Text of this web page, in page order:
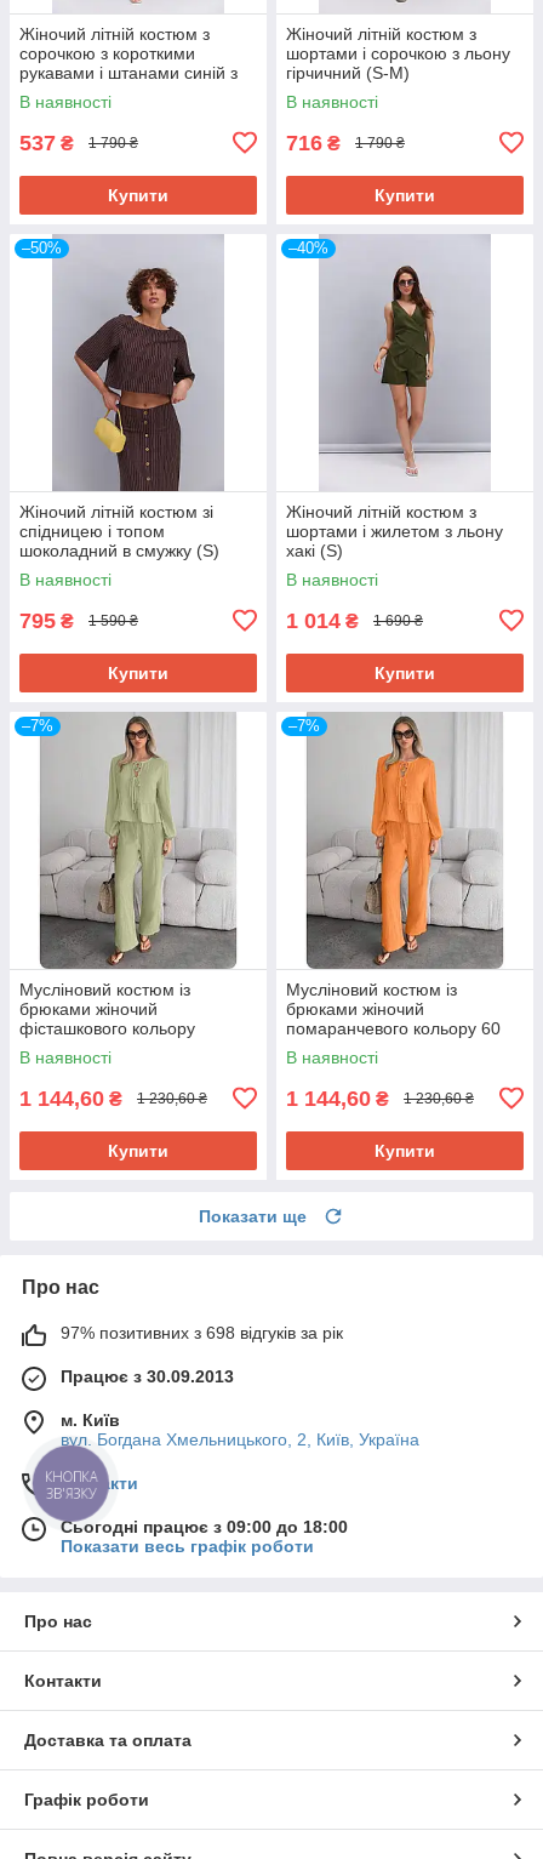
Жіночий літній костюм з
сорочкою з короткими
рукавами і штанами синій з
абстракцією (S-M)
В наявності
537 ₴ 1 790 ₴
Купити
Жіночий літній костюм з
шортами і сорочкою з льону
гірчичний (S-M)
В наявності
716 ₴ 1 790 ₴
Купити
–50%
Жіночий літній костюм зі
спідницею і топом
шоколадний в смужку (S)
В наявності
795 ₴ 1 590 ₴
Купити
–40%
Жіночий літній костюм з
шортами і жилетом з льону
хакі (S)
В наявності
1 014 ₴ 1 690 ₴
Купити
–7%
Мусліновий костюм із
брюками жіночий
фісташкового кольору
В наявності
1 144,60 ₴ 1 230,60 ₴
Купити
–7%
Мусліновий костюм із
брюками жіночий
помаранчевого кольору 60
В наявності
1 144,60 ₴ 1 230,60 ₴
Купити
Показати ще
Про нас
97% позитивних з 698 відгуків за рік
Працює з 30.09.2013
м. Київ
вул. Богдана Хмельницького, 2, Київ, Україна
Контакти
Сьогодні працює з 09:00 до 18:00
Показати весь графік роботи
Про нас
Контакти
Доставка та оплата
Графік роботи
КНОПКА
ЗВ'ЯЗКУ